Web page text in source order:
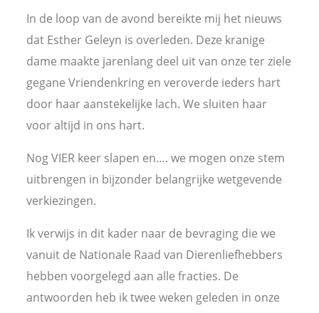
In de loop van de avond bereikte mij het nieuws
dat Esther Geleyn is overleden. Deze kranige
dame maakte jarenlang deel uit van onze ter ziele
gegane Vriendenkring en veroverde ieders hart
door haar aanstekelijke lach. We sluiten haar
voor altijd in ons hart.
Nog VIER keer slapen en…. we mogen onze stem
uitbrengen in bijzonder belangrijke wetgevende
verkiezingen.
Ik verwijs in dit kader naar de bevraging die we
vanuit de Nationale Raad van Dierenliefhebbers
hebben voorgelegd aan alle fracties. De
antwoorden heb ik twee weken geleden in onze